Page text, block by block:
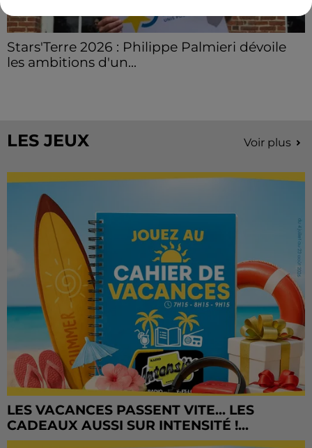
Stars'Terre 2026 : Philippe Palmieri dévoile
les ambitions d'un...
LES JEUX Voir plus
LES VACANCES PASSENT VITE... LES
CADEAUX AUSSI SUR INTENSITÉ !...